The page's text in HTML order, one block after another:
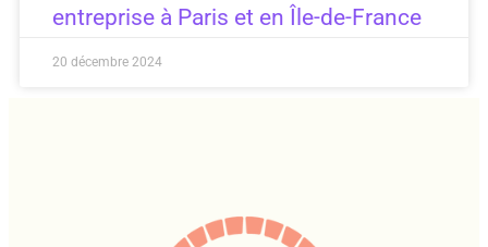
entreprise à Paris et en Île-de-France
20 décembre 2024